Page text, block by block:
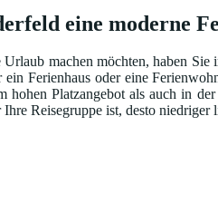
eine moderne
machen möchten, haben
Ferienhaus oder eine
hohen Platzangebot als auch in
Reisegruppe ist, desto niedriger